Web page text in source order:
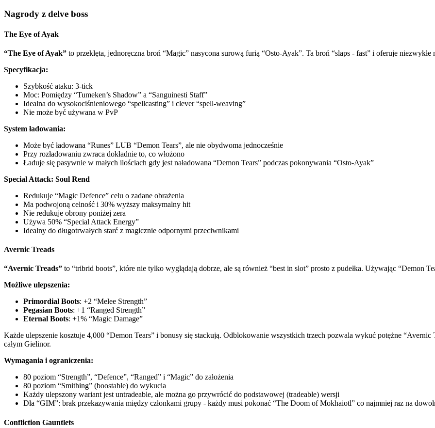
Nagrody z delve boss
The Eye of Ayak
“The Eye of Ayak” to przeklęta, jednoręczna broń “Magic” nasycona surową furią “Osto-Ayak”. Ta broń “slaps - fast” i oferuje niezwykłe
Specyfikacja:
Szybkość ataku: 3-tick
Moc: Pomiędzy “Tumeken’s Shadow” a “Sanguinesti Staff”
Idealna do wysokociśnieniowego “spellcasting” i clever “spell-weaving”
Nie może być używana w PvP
System ładowania:
Może być ładowana “Runes” LUB “Demon Tears”, ale nie obydwoma jednocześnie
Przy rozładowaniu zwraca dokładnie to, co włożono
Ładuje się pasywnie w małych ilościach gdy jest naładowana “Demon Tears” podczas pokonywania “Osto-Ayak”
Special Attack: Soul Rend
Redukuje “Magic Defence” celu o zadane obrażenia
Ma podwojoną celność i 30% wyższy maksymalny hit
Nie redukuje obrony poniżej zera
Używa 50% “Special Attack Energy”
Idealny do długotrwałych starć z magicznie odpornymi przeciwnikami
Avernic Treads
“Avernic Treads” to “tribrid boots”, które nie tylko wyglądają dobrze, ale są również “best in slot” prosto z pudełka. Używając “Demon
Możliwe ulepszenia:
Primordial Boots: +2 “Melee Strength”
Pegasian Boots: +1 “Ranged Strength”
Eternal Boots: +1% “Magic Damage”
Każde ulepszenie kosztuje 4,000 “Demon Tears” i bonusy się stackują. Odblokowanie wszystkich trzech pozwala wykuć potężne
całym Gielinor.
Wymagania i ograniczenia:
80 poziom “Strength”, “Defence”, “Ranged” i “Magic” do założenia
80 poziom “Smithing” (boostable) do wykucia
Każdy ulepszony wariant jest untradeable, ale można go przywrócić do podstawowej (tradeable) wersji
Dla “GIM”: brak przekazywania między członkami grupy - każdy musi pokonać “The Doom of Mokhaiotl” co najmniej raz na
Confliction Gauntlets